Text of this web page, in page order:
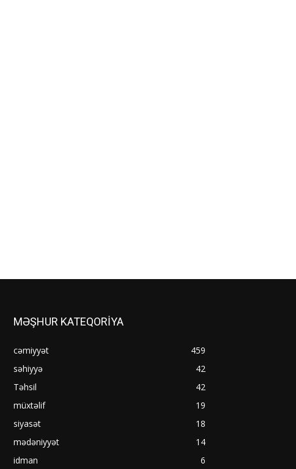
MƏŞHUR KATEQORİYA
cəmiyyət
459
səhiyyə
42
Təhsil
42
müxtəlif
19
siyasət
18
mədəniyyət
14
idman
6